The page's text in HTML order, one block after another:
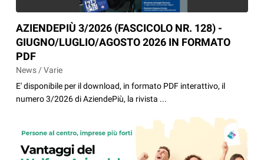
AZIENDEPIÙ 3/2026 (FASCICOLO NR. 128) -
GIUGNO/LUGLIO/AGOSTO 2026 IN FORMATO
PDF
News / Varie
E' disponibile per il download, in formato PDF interattivo, il
numero 3/2026 di AziendePiù, la rivista ...